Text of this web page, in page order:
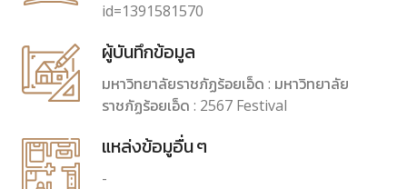
id=1391581570
ผู้บันทึกข้อมูล
มหาวิทยาลัยราชภัฏร้อยเอ็ด : มหาวิทยาลัย
ราชภัฏร้อยเอ็ด : 2567 Festival
แหล่งข้อมูอื่น ๆ
-